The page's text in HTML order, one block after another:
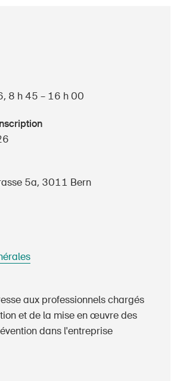
et communes
8 h 45 – 16 h 00
5a, 3011 Bern
aux professionnels chargés
et de la mise en œuvre des
dans l'entreprise